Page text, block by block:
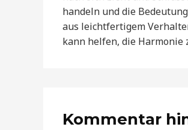
handeln und die
aus leichtfertigem
kann helfen, die
Kommentar